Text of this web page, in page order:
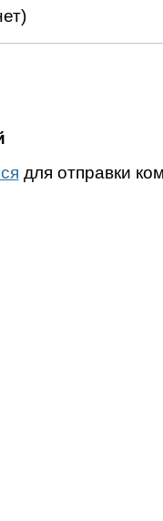
для отправки